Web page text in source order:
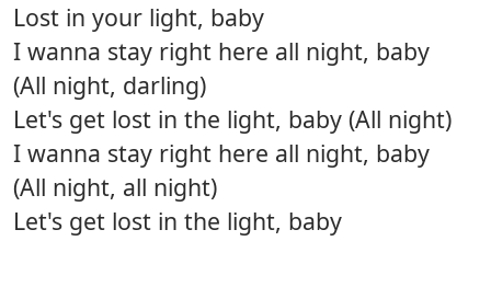
Lost in your light, baby
I wanna stay right here all night, baby
(All night, darling)
Let's get lost in the light, baby (All night)
I wanna stay right here all night, baby
(All night, all night)
Let's get lost in the light, baby